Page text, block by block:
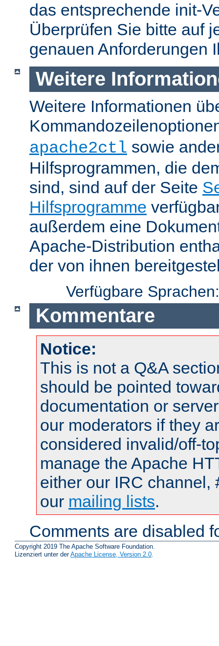
das entsprechende init-
Überprüfen Sie bitte auf
genauen Anforderungen
Weitere
Weitere Informationen
apache2ctl sowie
Hilfsprogrammen, die
sind, sind auf der Seite
Hilfsprogramme
außerdem eine
Apache-Distribution
der von ihnen
Verfügbare
Kommentare
Notice:
This is not a Q&A
should be pointed
documentation or
our moderators if they
considered invalid/off-
manage the Apache
either our IRC channel,
our mailing lists.
Comments are disabled
Copyright 2019 The Apache Software Foundation.
Lizenziert unter derApache License, Version 2.0